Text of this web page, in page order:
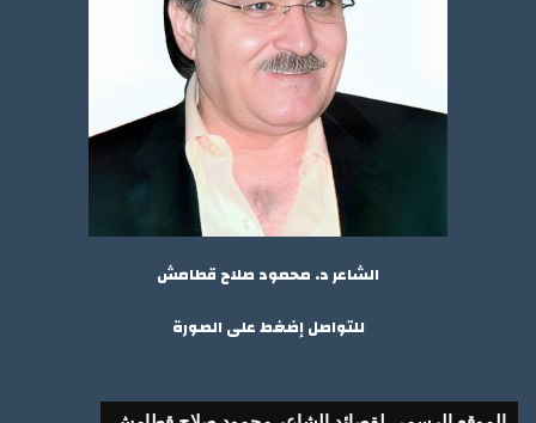
الشاعر د. محمود صلاح قطامش
للتواصل إضغط على الصورة